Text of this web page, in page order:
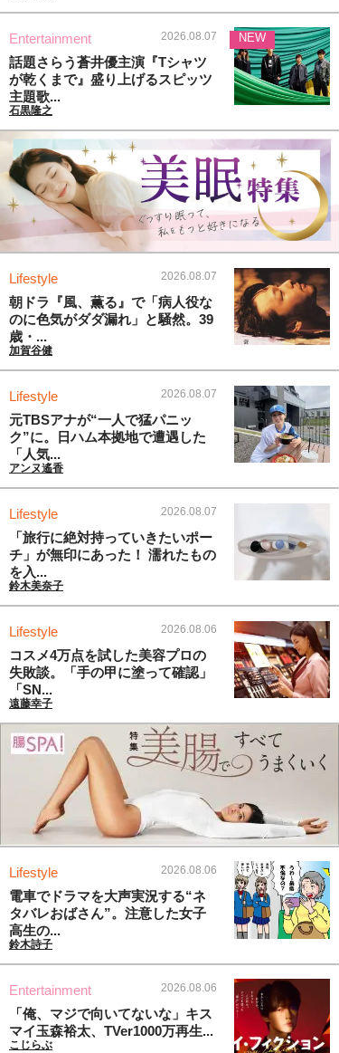
Entertainment 2026.08.07
話題さらう蒼井優主演『Tシャツ
が乾くまで』盛り上げるスピッツ
主題歌...
石黒隆之
NEW
Lifestyle 2026.08.07
朝ドラ『風、薫る』で「病人役な
のに色気がダダ漏れ」と騒然。39
歳・...
加賀谷健
Lifestyle 2026.08.07
元TBSアナが“一人で猛パニッ
ク”に。日ハム本拠地で遭遇した
「人気...
アンヌ遙香
Lifestyle 2026.08.07
「旅行に絶対持っていきたいポー
チ」が無印にあった！ 濡れたもの
を入...
鈴木美奈子
Lifestyle 2026.08.06
コスメ4万点を試した美容プロの
失敗談。「手の甲に塗って確認」
「SN...
遠藤幸子
Lifestyle 2026.08.06
電車でドラマを大声実況する“ネ
タバレおばさん”。注意した女子
高生の...
鈴木詩子
Entertainment 2026.08.06
「俺、マジで向いてないな」キス
マイ玉森裕太、TVer1000万再生...
こじらぶ